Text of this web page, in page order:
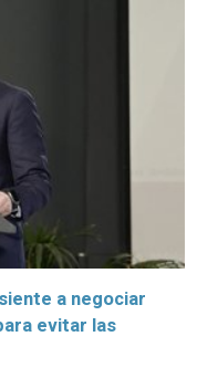
a negociar
evitar las